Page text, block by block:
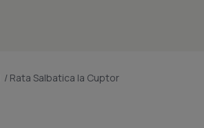
/ Rata Salbatica la Cuptor